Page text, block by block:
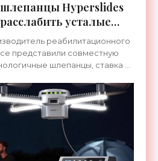
Hyperslides
усталые
- «Гаджеты»
реабилитационного
представили совместную
шлепанцы, ставка в